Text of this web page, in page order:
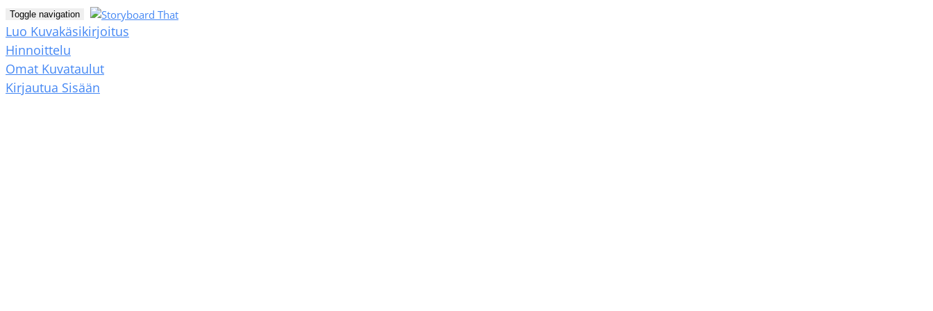
Toggle navigation
Luo Kuvakäsikirjoitus
Hinnoittelu
Omat Kuvataulut
Kirjautua Sisään